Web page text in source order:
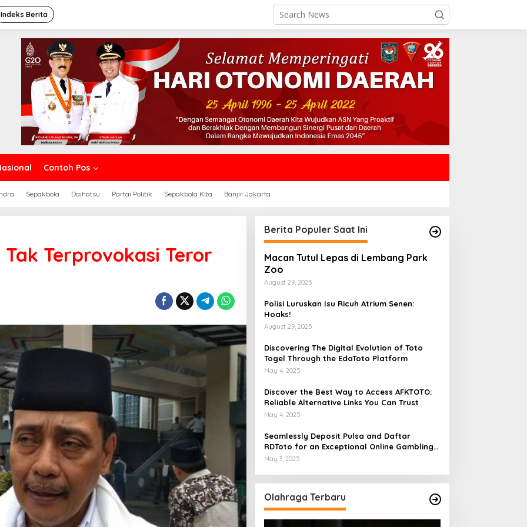
Indeks Berita
Contoh Pos
Sepakbola Daihatsu Partai Politik Sepakbola Kita Banjir Jakarta
Terprovokasi Teror
Berita Populer Saat Ini
Macan Tutul Lepas di Lembang Park
Zoo
August 29, 2025
Polisi Luruskan Isu Ricuh Atrium Senen:
Hoaks!
August 29, 2025
Discovering The Digital Evolution of Toto
Togel Through the EdaToto Platform
May 4, 2025
Discover the Best Way to Access AFKTOTO:
Reliable Alternative Links You Can Trust
May 4, 2025
Seamlessly Deposit Pulsa and Daftar
RDToto for an Exceptional Online Gambling
Experience
May 3, 2025
Olahraga Terbaru